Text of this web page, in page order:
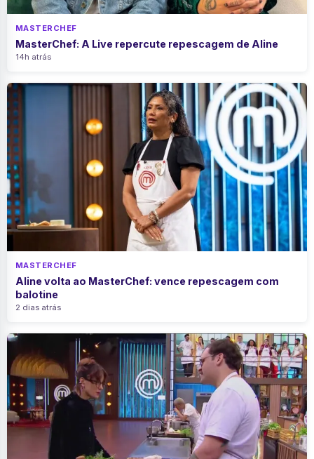
MASTERCHEF
MasterChef: A Live repercute repescagem de Aline
14h atrás
MASTERCHEF
Aline volta ao MasterChef: vence repescagem com
balotine
2 dias atrás